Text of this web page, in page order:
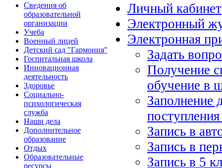
Сведения об
образовательной
организации
Учеба
Военный лицей
Детский сад "Гармония"
Госпитальная школа
Инновационная
деятельность
Здоровье
Социально-
психологическая
служба
Наши дела
Дополнительное
образование
Отдых
Образовательные
ресурсы
Личный кабинет
Электронный
Электронная
Задать
Получение
обучение в
Заполнение
Запись в
Запись в
Запись в 5